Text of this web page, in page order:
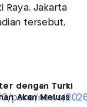
Raya, Jakarta
tersebut,
dengan Turki
Akan Meluas